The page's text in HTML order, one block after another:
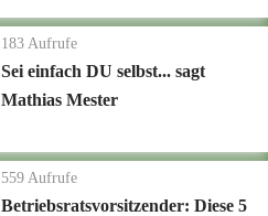
183 Aufrufe
Sei einfach DU selbst... sagt
Mathias Mester
559 Aufrufe
Betriebsratsvorsitzender: Diese 5